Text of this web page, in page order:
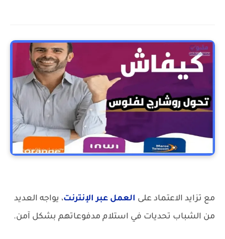
مع تزايد الاعتماد على العمل عبر الإنترنت، يواجه العديد
من الشباب تحديات في استلام مدفوعاتهم بشكل آمن.